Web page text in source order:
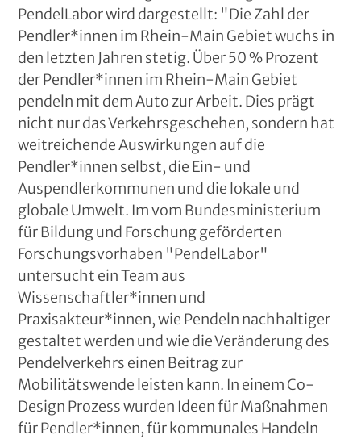
PendelLabor wird dargestellt: "Die Zahl der
Pendler*innen im Rhein-Main Gebiet wuchs in
den letzten Jahren stetig. Über 50 % Prozent
der Pendler*innen im Rhein-Main Gebiet
pendeln mit dem Auto zur Arbeit. Dies prägt
nicht nur das Verkehrsgeschehen, sondern hat
weitreichende Auswirkungen auf die
Pendler*innen selbst, die Ein- und
Auspendlerkommunen und die lokale und
globale Umwelt. Im vom Bundesministerium
für Bildung und Forschung geförderten
Forschungsvorhaben "PendelLabor"
untersucht ein Team aus
Wissenschaftler*innen und
Praxisakteur*innen, wie Pendeln nachhaltiger
gestaltet werden und wie die Veränderung des
Pendelverkehrs einen Beitrag zur
Mobilitätswende leisten kann. In einem Co-
Design Prozess wurden Ideen für Maßnahmen
für Pendler*innen, für kommunales Handeln